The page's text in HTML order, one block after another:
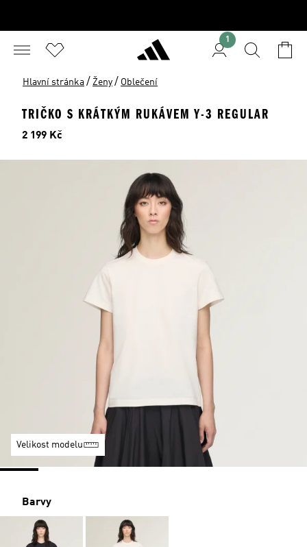
1
Hlavní stránka / Ženy / Oblečení
TRIČKO S KRÁTKÝM RUKÁVEM Y-3 REGULAR
Cena
2 199 Kč
Velikost modelu
Barvy